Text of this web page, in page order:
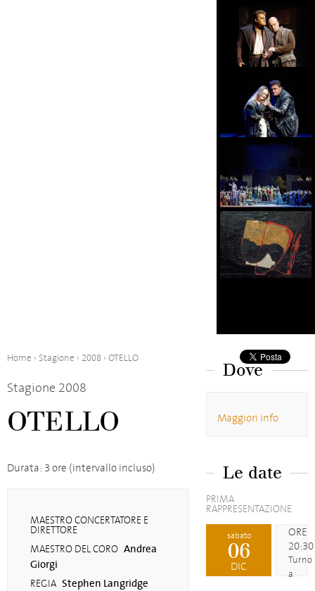
Home › Stagione › 2008 › OTELLO
Stagione 2008
OTELLO
Durata: 3 ore (intervallo incluso)
MAESTRO CONCERTATORE E
DIRETTORE
MAESTRO DEL CORO Andrea
Giorgi
REGIA Stephen Langridge
Dove
Maggiori info
Le date
PRIMA
RAPPRESENTAZIONE
sabato
06
DIC
ORE
20:30
Turno
a